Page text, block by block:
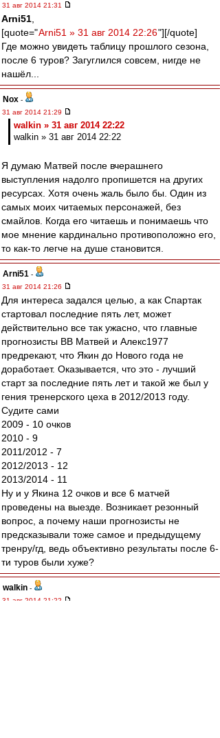
31 авг 2014 21:31
Arni51
[quote="Arni51 » 31 авг 2014 22:26"][/quote]
Где можно увидеть таблицу прошлого сезона,
после 6 туров? Загуглился совсем, нигде не
нашёл...
Nox -
31 авг 2014 21:29
walkin » 31 авг 2014 22:22
walkin » 31 авг 2014 22:22
Я думаю Матвей после вчерашнего
выступления надолго пропишется на других
ресурсах. Хотя очень жаль было бы. Один из
самых моих читаемых персонажей, без
смайлов. Когда его читаешь и понимаешь что
мое мнение кардинально противоположно его,
то как-то легче на душе становится.
Arni51 -
31 авг 2014 21:26
Для интереса задался целью, а как Спартак
стартовал последние пять лет, может
действительно все так ужасно, что главные
прогнозисты ВВ Матвей и Алекс1977
предрекают, что Якин до Нового года не
доработает. Оказывается, что это - лучший
старт за последние пять лет и такой же был у
гения тренерского цеха в 2012/2013 году.
Судите сами
2009 - 10 очков
2010 - 9
2011/2012 - 7
2012/2013 - 12
2013/2014 - 11
Ну и у Якина 12 очков и все 6 матчей
проведены на выезде. Возникает резонный
вопрос, а почему наши прогнозисты не
предсказывали тоже самое и предыдущему
тренру/гд, ведь объективно результаты после 6-
ти туров были хуже?
walkin -
31 авг 2014 21:22